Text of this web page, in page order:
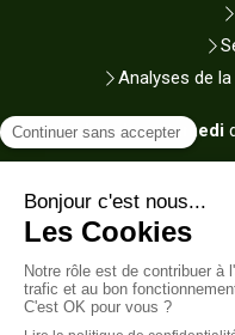
Analyses de
DuLundiauSamedi
Mentions légales